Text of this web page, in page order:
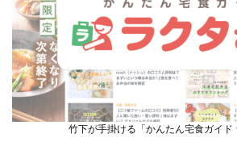
竹下が手掛ける「かんたん宅食ガイド